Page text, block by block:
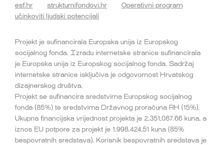
esf.hr strukturnifondovi.hr
Operativni program
učinkoviti ljudski potencijali
Projekt je sufinancirala Europska unija iz Europskog
socijalnog fonda. Izradu internetske stranice sufinancirala
je Europska unija iz Europskog socijalnog fonda. Sadržaj
internetske stranice isključiva je odgovornost Hrvatskog
dizajnerskog društva.
Projekt se sufinancira sredstvima Europskog socijalnog
fonda (85%) te sredstvima Državnog proračuna RH (15%).
Ukupna financijska vrijednost projekta je 2,351,087.66 kuna, a
iznos EU potpore za projekt je 1.998.424,51 kuna (85%
bespovratnih sredstava). Korisnik bespovratnih sredstava je